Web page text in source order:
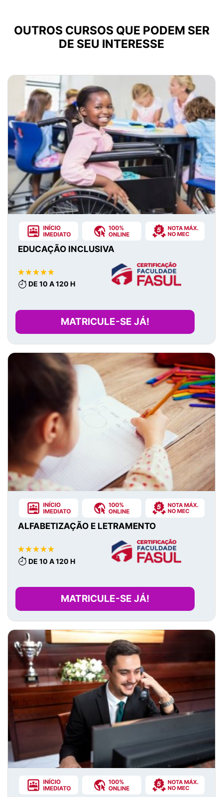
OUTROS CURSOS QUE PODEM SER
DE SEU INTERESSE
EDUCAÇÃO INCLUSIVA
DE 10 A 120 H
MATRICULE-SE JÁ!
ALFABETIZAÇÃO E LETRAMENTO
DE 10 A 120 H
MATRICULE-SE JÁ!